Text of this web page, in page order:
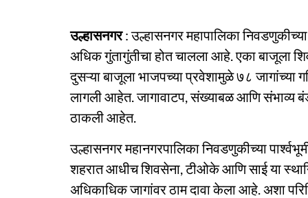
उल्हासनगर: उल्हासनगर महापालिका
अधिक गुंतागुंतीचा होत चालला आहे. एका बाजूला
दुसऱ्या बाजूला भाजपच्या प्रवेशामुळे ७८ जागांच्या
लागली आहेत. जागावाटप, संख्याबळ आणि संभाव्य
ठाकली आहेत.
उल्हासनगर महानगरपालिका निवडणुकीच्या
शहरात आधीच शिवसेना, टीओके आणि साई या
अधिकाधिक जागांवर ठाम दावा केला आहे. अशा